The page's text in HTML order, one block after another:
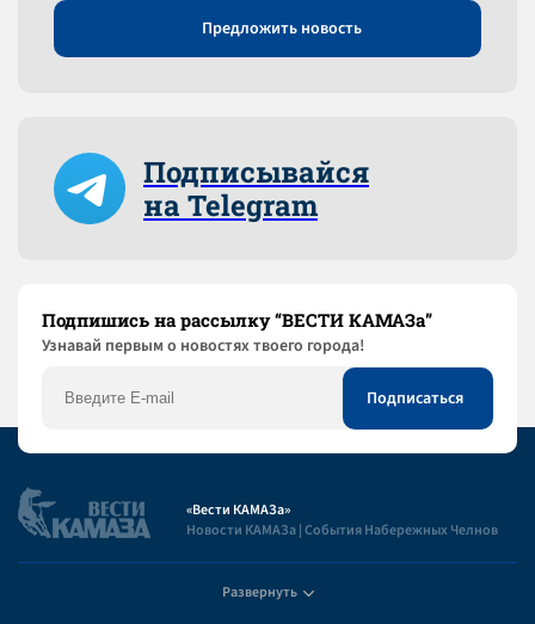
Предложить новость
Подписывайся
на Telegram
Подпишись на рассылку “ВЕСТИ КАМАЗа”
Узнaвай первым о новостях твоего города!
«Вести КАМАЗа»
Новости КАМАЗа | События Набережных Челнов
Развернуть